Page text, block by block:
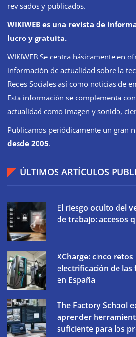
revisados y publicados.
WIKIWEB es una revista de
lucro y gratuita.
WIKIWEB Se centra básicamente en
información de actualidad sobre la
Redes Sociales así como noticias de
Esta información se complementa
actualidad como imagen y sonido,
Publicamos periódicamente un gran
desde 2005.
ÚLTIMOS ARTÍCULOS
El riesgo oculto del
de trabajo: accesos
XCharge: cinco retos
electrificación de las
en España
The Factory School
aprender
suficiente para los